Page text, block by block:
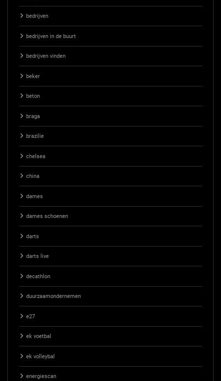
bedrijven
bedrijven in de buurt
bedrijven vinden
beker
beton
braga
brazilie
chelsea
china
dames
dames schoenen
darts
darts live
decathlon
duurzaamondernemen
e27
ek voetbal
ek volleybal
energiescan